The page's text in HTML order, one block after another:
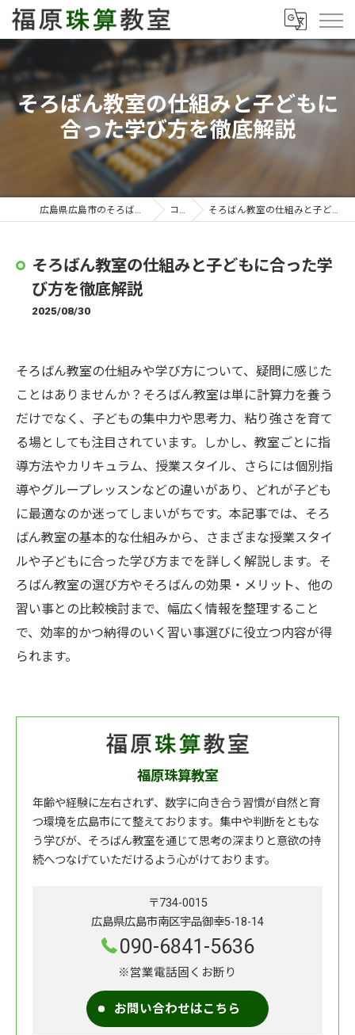
そろばん教室の仕組みと子どもに
合った学び方を徹底解説
広島県広島市のそろばん教室なら福原珠算教室 コラム そろばん教室の仕組みと子どもに合った学び方を徹底解説
そろばん教室の仕組みと子どもに合った学
び方を徹底解説
2025/08/30
そろばん教室の仕組みや学び方について、疑問に感じた
ことはありませんか？そろばん教室は単に計算力を養う
だけでなく、子どもの集中力や思考力、粘り強さを育て
る場としても注目されています。しかし、教室ごとに指
導方法やカリキュラム、授業スタイル、さらには個別指
導やグループレッスンなどの違いがあり、どれが子ども
に最適なのか迷ってしまいがちです。本記事では、そろ
ばん教室の基本的な仕組みから、さまざまな授業スタイ
ルや子どもに合った学び方までを詳しく解説します。そ
ろばん教室の選び方やそろばんの効果・メリット、他の
習い事との比較検討まで、幅広く情報を整理すること
で、効率的かつ納得のいく習い事選びに役立つ内容が得
られます。
福原珠算教室
年齢や経験に左右されず、数字に向き合う習慣が自然と育
つ環境を広島市にて整えております。集中や判断をともな
う学びが、そろばん教室を通じて思考の深まりと意欲の持
続へつなげていただけるよう心がけております。
〒734-0015
広島県広島市南区宇品御幸5-18-14
090-6841-5636
※営業電話固くお断り
お問い合わせはこちら